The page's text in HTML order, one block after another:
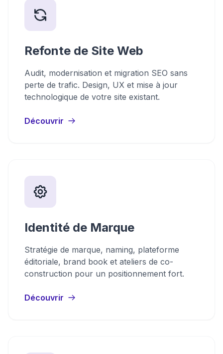
Refonte de Site Web
Audit, modernisation et migration SEO sans
perte de trafic. Design, UX et mise à jour
technologique de votre site existant.
Découvrir
Identité de Marque
Stratégie de marque, naming, plateforme
éditoriale, brand book et ateliers de co-
construction pour un positionnement fort.
Découvrir